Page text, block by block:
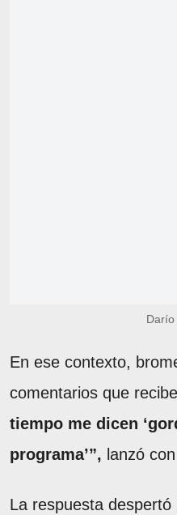
Darío
En ese contexto,
comentarios que
tiempo me dicen
programa’”, lanzó
La respuesta